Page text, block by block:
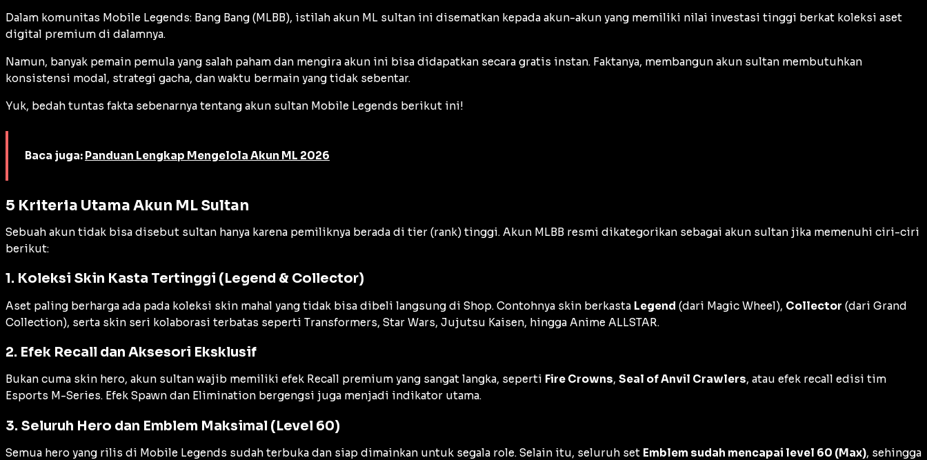
Dalam komunitas Mobile Legends: Bang Bang (MLBB), istilah akun ML sultan ini disematkan kepada akun-akun yang memiliki nilai investasi tinggi berkat koleksi aset
digital premium di dalamnya.
Namun, banyak pemain pemula yang salah paham dan mengira akun ini bisa didapatkan secara gratis instan. Faktanya, membangun akun sultan membutuhkan
konsistensi modal, strategi gacha, dan waktu bermain yang tidak sebentar.
Yuk, bedah tuntas fakta sebenarnya tentang akun sultan Mobile Legends berikut ini!
Baca juga: Panduan Lengkap Mengelola Akun ML 2026
5 Kriteria Utama Akun ML Sultan
Sebuah akun tidak bisa disebut sultan hanya karena pemiliknya berada di tier (rank) tinggi. Akun MLBB resmi dikategorikan sebagai akun sultan jika memenuhi ciri-ciri
berikut:
1. Koleksi Skin Kasta Tertinggi (Legend & Collector)
Aset paling berharga ada pada koleksi skin mahal yang tidak bisa dibeli langsung di Shop. Contohnya skin berkasta Legend (dari Magic Wheel), Collector (dari Grand
Collection), serta skin seri kolaborasi terbatas seperti Transformers, Star Wars, Jujutsu Kaisen, hingga Anime ALLSTAR.
2. Efek Recall dan Aksesori Eksklusif
Bukan cuma skin hero, akun sultan wajib memiliki efek Recall premium yang sangat langka, seperti Fire Crowns, Seal of Anvil Crawlers, atau efek recall edisi tim
Esports M-Series. Efek Spawn dan Elimination bergengsi juga menjadi indikator utama.
3. Seluruh Hero dan Emblem Maksimal (Level 60)
Semua hero yang rilis di Mobile Legends sudah terbuka dan siap dimainkan untuk segala role. Selain itu, seluruh set Emblem sudah mencapai level 60 (Max), sehingga